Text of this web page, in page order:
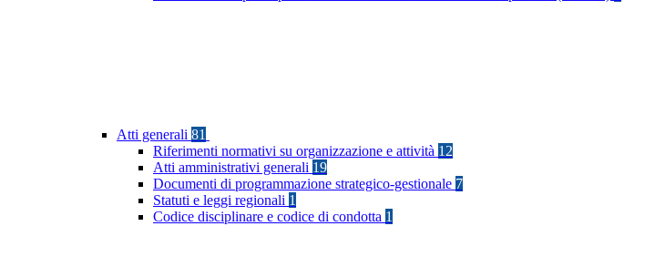
Atti generali 81
Riferimenti normativi su organizzazione e attività 12
Atti amministrativi generali 19
Documenti di programmazione strategico-gestionale 7
Statuti e leggi regionali 1
Codice disciplinare e codice di condotta 1